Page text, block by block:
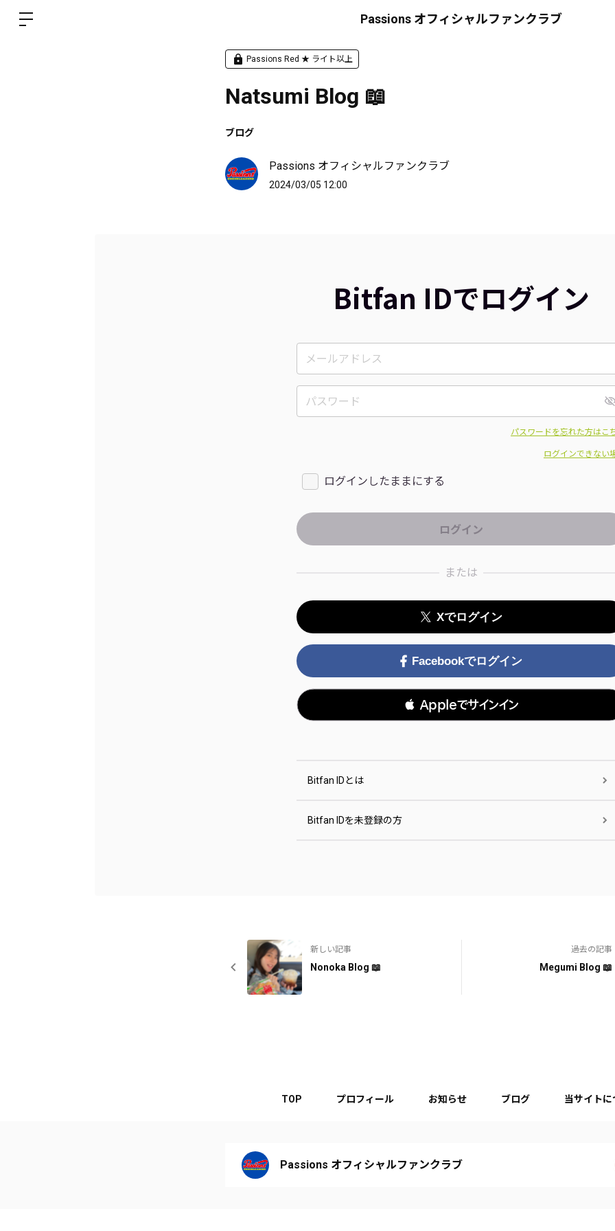
Passions オフィシャルファンクラブ
Passions Red ★ ライト以上
Natsumi Blog 📖
ブログ
Passions オフィシャルファンクラブ
2024/03/05 12:00
Bitfan IDでログイン
パスワードを忘れた方はこ
ログインできない
ログインしたままにする
または
Xでログイン
Facebookでログイン
 Appleでサインイン
Bitfan IDとは
Bitfan IDを未登録の方
新しい記事
Nonoka Blog 📖
過去の記事
Megumi Blog 📖
TOP プロフィール お知らせ ブログ 当サイトに
Passions オフィシャルファンクラブ